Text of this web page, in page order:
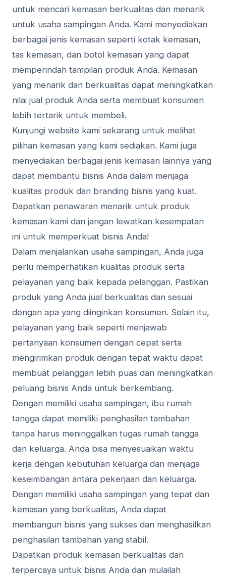
untuk mencari kemasan berkualitas dan menarik
untuk usaha sampingan Anda. Kami menyediakan
berbagai jenis kemasan seperti kotak kemasan,
tas kemasan, dan botol kemasan yang dapat
memperindah tampilan produk Anda. Kemasan
yang menarik dan berkualitas dapat meningkatkan
nilai jual produk Anda serta membuat konsumen
lebih tertarik untuk membeli.
Kunjungi website kami sekarang untuk melihat
pilihan kemasan yang kami sediakan. Kami juga
menyediakan berbagai jenis kemasan lainnya yang
dapat membantu bisnis Anda dalam menjaga
kualitas produk dan branding bisnis yang kuat.
Dapatkan penawaran menarik untuk produk
kemasan kami dan jangan lewatkan kesempatan
ini untuk memperkuat bisnis Anda!
Dalam menjalankan usaha sampingan, Anda juga
perlu memperhatikan kualitas produk serta
pelayanan yang baik kepada pelanggan. Pastikan
produk yang Anda jual berkualitas dan sesuai
dengan apa yang diinginkan konsumen. Selain itu,
pelayanan yang baik seperti menjawab
pertanyaan konsumen dengan cepat serta
mengirimkan produk dengan tepat waktu dapat
membuat pelanggan lebih puas dan meningkatkan
peluang bisnis Anda untuk berkembang.
Dengan memiliki usaha sampingan, ibu rumah
tangga dapat memiliki penghasilan tambahan
tanpa harus meninggalkan tugas rumah tangga
dan keluarga. Anda bisa menyesuaikan waktu
kerja dengan kebutuhan keluarga dan menjaga
keseimbangan antara pekerjaan dan keluarga.
Dengan memiliki usaha sampingan yang tepat dan
kemasan yang berkualitas, Anda dapat
membangun bisnis yang sukses dan menghasilkan
penghasilan tambahan yang stabil.
Dapatkan produk kemasan berkualitas dan
terpercaya untuk bisnis Anda dan mulailah